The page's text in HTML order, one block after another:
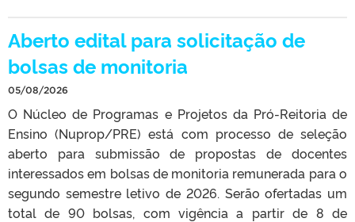
Aberto edital para solicitação de
bolsas de monitoria
05/08/2026
O Núcleo de Programas e Projetos da Pró-Reitoria de
Ensino (Nuprop/PRE) está com processo de seleção
aberto para submissão de propostas de docentes
interessados em bolsas de monitoria remunerada para o
segundo semestre letivo de 2026. Serão ofertadas um
total de 90 bolsas, com vigência a partir de 8 de